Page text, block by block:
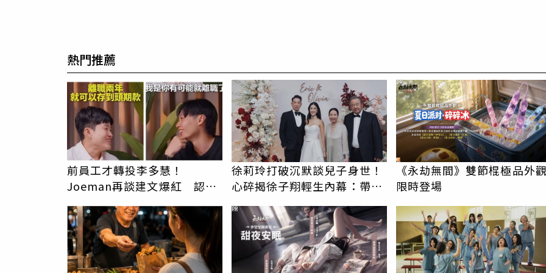
熱門推薦
前員工才轉投李多慧！
Joeman再談建文爆紅 認
徐莉玲打破沉默談兒子身世！
心碎揭徐子翔輕生內幕：帶給
《永劫無間》雙節棍極品外
限時登場
PR
PR